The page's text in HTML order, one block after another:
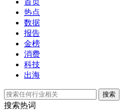
热点
数据
报告
金榜
消费
科技
出海
搜索
搜索热词